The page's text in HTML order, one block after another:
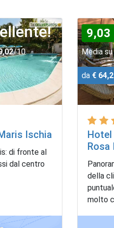
/10
Ischia
di fronte al
dal centro
9,03
Media su
da €
Hotel
Rosa
della
molto